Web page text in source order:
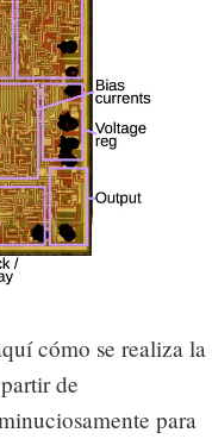
cómo se realiza la
de
para